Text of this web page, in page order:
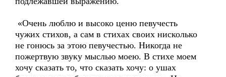
«Очень люблю и высоко ценю певучесть
чужих стихов, а сам в стихах своих нисколько
не гонюсь за этою певучестью. Никогда не
пожертвую звуку мыслью моею. В стихе моем
хочу сказать то, что сказать хочу: о ушах